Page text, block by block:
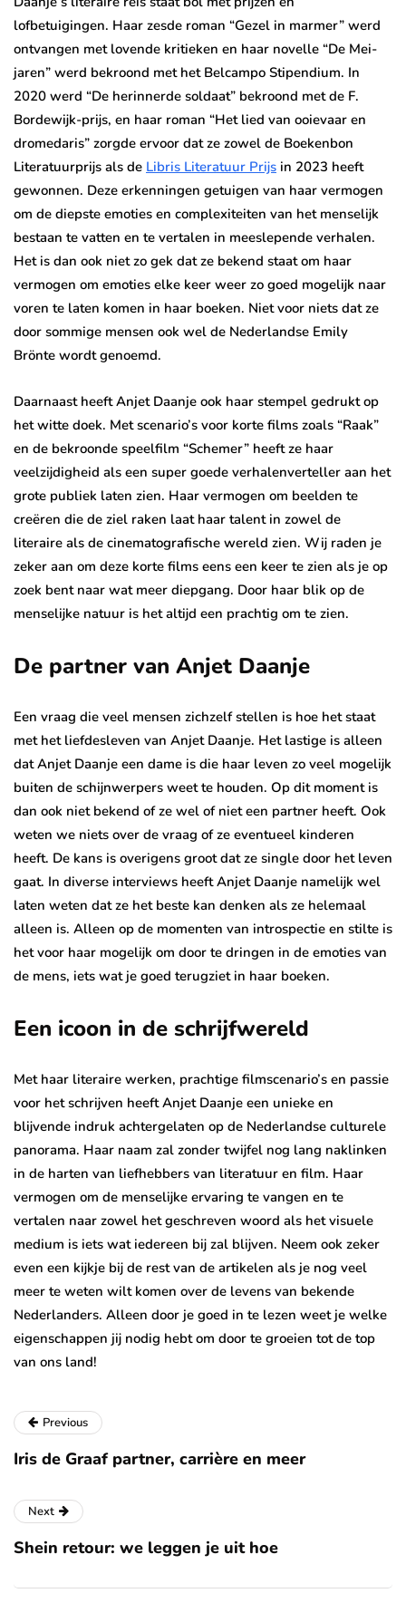
lofbetuigingen. Haar zesde roman “Gezel in marmer” werd
ontvangen met lovende kritieken en haar novelle “De Mei-
jaren” werd bekroond met het Belcampo Stipendium. In
2020 werd “De herinnerde soldaat” bekroond met de F.
Bordewijk-prijs, en haar roman “Het lied van ooievaar en
dromedaris” zorgde ervoor dat ze zowel de Boekenbon
Literatuurprijs als de Libris Literatuur Prijs in 2023 heeft
gewonnen. Deze erkenningen getuigen van haar vermogen
om de diepste emoties en complexiteiten van het menselijk
bestaan te vatten en te vertalen in meeslepende verhalen.
Het is dan ook niet zo gek dat ze bekend staat om haar
vermogen om emoties elke keer weer zo goed mogelijk naar
voren te laten komen in haar boeken. Niet voor niets dat ze
door sommige mensen ook wel de Nederlandse Emily
Brönte wordt genoemd.
Daarnaast heeft Anjet Daanje ook haar stempel gedrukt op
het witte doek. Met scenario’s voor korte films zoals “Raak”
en de bekroonde speelfilm “Schemer” heeft ze haar
veelzijdigheid als een super goede verhalenverteller aan het
grote publiek laten zien. Haar vermogen om beelden te
creëren die de ziel raken laat haar talent in zowel de
literaire als de cinematografische wereld zien. Wij raden je
zeker aan om deze korte films eens een keer te zien als je op
zoek bent naar wat meer diepgang. Door haar blik op de
menselijke natuur is het altijd een prachtig om te zien.
De partner van Anjet Daanje
Een vraag die veel mensen zichzelf stellen is hoe het staat
met het liefdesleven van Anjet Daanje. Het lastige is alleen
dat Anjet Daanje een dame is die haar leven zo veel mogelijk
buiten de schijnwerpers weet te houden. Op dit moment is
dan ook niet bekend of ze wel of niet een partner heeft. Ook
weten we niets over de vraag of ze eventueel kinderen
heeft. De kans is overigens groot dat ze single door het leven
gaat. In diverse interviews heeft Anjet Daanje namelijk wel
laten weten dat ze het beste kan denken als ze helemaal
alleen is. Alleen op de momenten van introspectie en stilte is
het voor haar mogelijk om door te dringen in de emoties van
de mens, iets wat je goed terugziet in haar boeken.
Een icoon in de schrijfwereld
Met haar literaire werken, prachtige filmscenario’s en passie
voor het schrijven heeft Anjet Daanje een unieke en
blijvende indruk achtergelaten op de Nederlandse culturele
panorama. Haar naam zal zonder twijfel nog lang naklinken
in de harten van liefhebbers van literatuur en film. Haar
vermogen om de menselijke ervaring te vangen en te
vertalen naar zowel het geschreven woord als het visuele
medium is iets wat iedereen bij zal blijven. Neem ook zeker
even een kijkje bij de rest van de artikelen als je nog veel
meer te weten wilt komen over de levens van bekende
Nederlanders. Alleen door je goed in te lezen weet je welke
eigenschappen jij nodig hebt om door te groeien tot de top
van ons land!
Previous
Iris de Graaf partner, carrière en meer
Next
Shein retour: we leggen je uit hoe